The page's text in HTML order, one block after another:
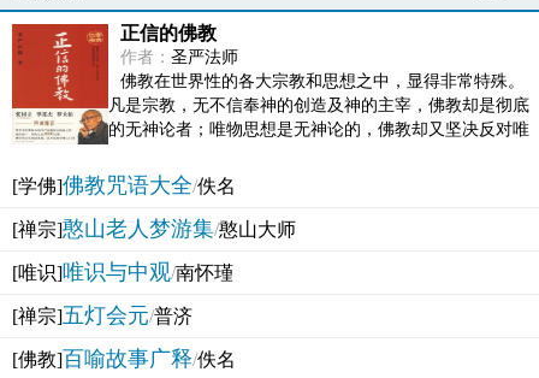
正信的佛教
作者： 圣严法师
佛教在世界性的各大宗教和思想之中，显得非常特殊。
凡是宗教，无不信奉神的创造及神的主宰，佛教却是彻底
的无神论者；唯物思想是无神论的，佛教却又坚决反对唯
[学佛]佛教咒语大全/佚名
[禅宗]憨山老人梦游集/憨山大师
[唯识]唯识与中观/南怀瑾
[禅宗]五灯会元/普济
[佛教]百喻故事广释/佚名